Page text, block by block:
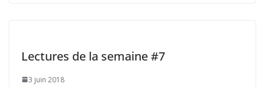
Lectures de la semaine #7
3 juin 2018